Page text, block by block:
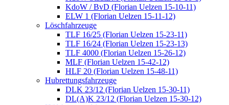
KdoW / BvD (Florian Uelzen 15-10-11)
ELW 1 (Florian Uelzen 15-11-12)
Löschfahrzeuge
TLF 16/25 (Florian Uelzen 15-23-11)
TLF 16/24 (Florian Uelzen 15-23-13)
TLF 4000 (Florian Uelzen 15-26-12)
MLF (Florian Uelzen 15-42-12)
HLF 20 (Florian Uelzen 15-48-11)
Hubrettungsfahrzeuge
DLK 23/12 (Florian Uelzen 15-30-11)
DL(A)K 23/12 (Florian Uelzen 15-30-12)